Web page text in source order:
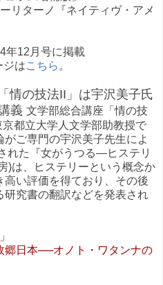
リターノ『ネイティヴ・アメ
年12月号に掲載
ジはこちら 。
情の技法II」は宇沢美子氏
義 文学部総合講座「情の技
都立大学人文学部助教授で
ご専門の宇沢美子先生によ
れた『女がうつる―ヒステリ
)は、ヒステリーという概念か
い評価を得ており、その後
研究書の翻訳などを発表され
郷日本──オノト・ワタンナの